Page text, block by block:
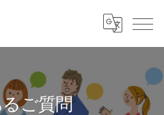
ご質問